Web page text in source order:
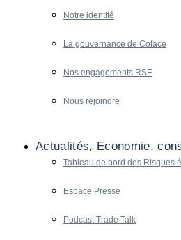
Notre identité
La gouvernance de Coface
Nos engagements RSE
Nous rejoindre
Actualités, Economie,
Tableau de bord des Risques
Espace Presse
Podcast Trade Talk